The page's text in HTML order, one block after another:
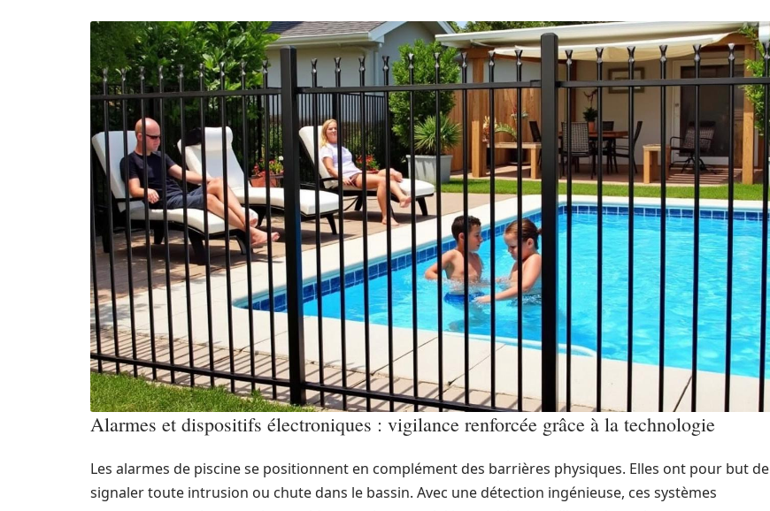
Alarmes et dispositifs électroniques : vigilance renforcée grâce à la technologie
Les alarmes de piscine se positionnent en complément des barrières physiques. Elles ont pour but de
signaler toute intrusion ou chute dans le bassin. Avec une détection ingénieuse, ces systèmes